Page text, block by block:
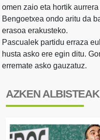
omen zaio eta hortik
Bengoetxea ondo aritu da
erasoa erakusteko.
Pascualek partidu erraza
husta asko ere egin ditu.
erremate asko gauzatuz.
AZKEN ALBISTEAK